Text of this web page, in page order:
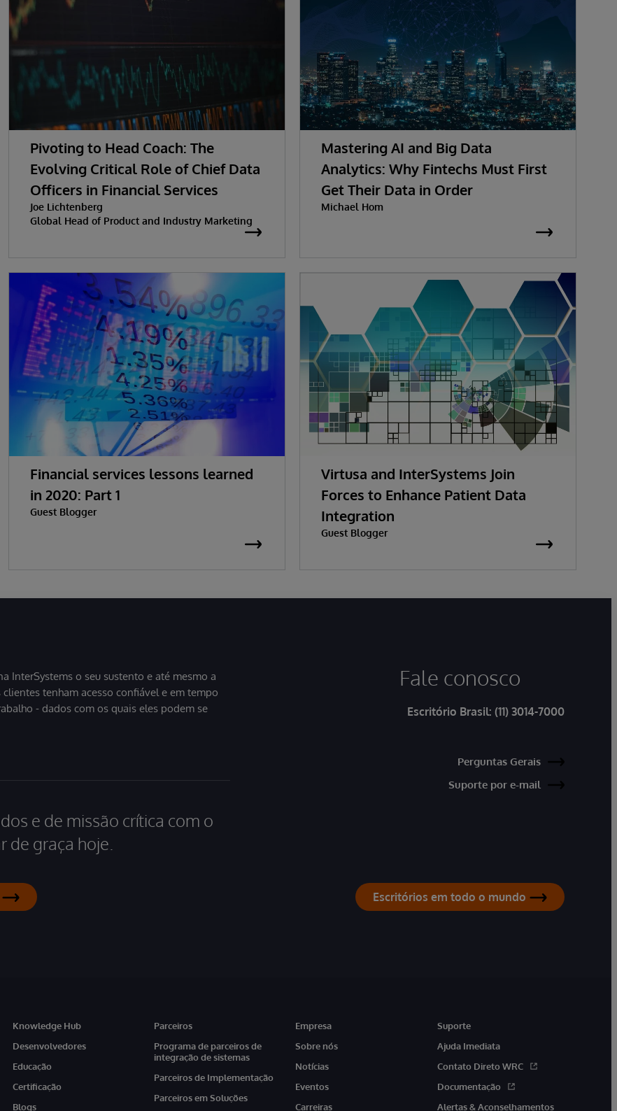
Pivoting to Head Coach: The
Evolving Critical Role of Chief Data
Officers in Financial Services
Joe Lichtenberg
Global Head of Product and Industry Marketing
Mastering AI and Big Data
Analytics: Why Fintechs Must First
Get Their Data in Order
Michael Hom
Financial services lessons learned
in 2020: Part 1
Guest Blogger
Virtusa and InterSystems Join
Forces to Enhance Patient Data
Integration
Guest Blogger
InterSystems o seu sustento e até mesmo a
tenham acesso confiável e em tempo
- dados com os quais eles podem se
e de missão crítica com o
de graça hoje.
Fale conosco
Escritório Brasil: (11) 3014-7000
Perguntas Gerais
Suporte por e-mail
Escritórios em todo o mundo
Knowledge Hub
Desenvolvedores
Educação
Certificação
Blogs
Parceiros
Programa de parceiros de
integração de sistemas
Parceiros de Implementação
Parceiros em Soluções
Empresa
Sobre nós
Notícias
Eventos
Carreiras
Suporte
Ajuda Imediata
Contato Direto WRC
Documentação
Alertas & Aconselhamentos